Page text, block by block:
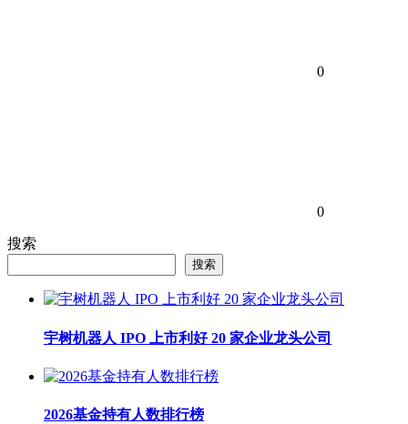
0
0
搜索
搜索
宇树机器人 IPO 上市利好 20 家企业龙头公司
2026基金持有人数排行榜